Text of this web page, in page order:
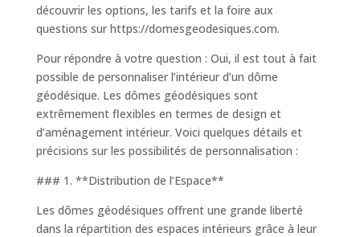
découvrir les options, les tarifs et la foire aux
questions sur https://domesgeodesiques.com.
Pour répondre à votre question : Oui, il est tout à fait
possible de personnaliser l’intérieur d’un dôme
géodésique. Les dômes géodésiques sont
extrêmement flexibles en termes de design et
d’aménagement intérieur. Voici quelques détails et
précisions sur les possibilités de personnalisation :
### 1. **Distribution de l’Espace**
Les dômes géodésiques offrent une grande liberté
dans la répartition des espaces intérieurs grâce à leur